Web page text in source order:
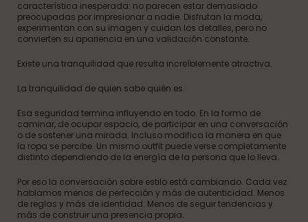
característica inesperada: no parecen estar demasiado
preocupadas por impresionar a nadie. Disfrutan la moda,
experimentan con su imagen y cuidan los detalles, pero no
convierten su apariencia en una validación constante.
Existe una tranquilidad que resulta increíblemente atractiva.
La tranquilidad de quien sabe quién es.
Esa seguridad termina influyendo en todo. En la forma de
caminar, de ocupar espacio, de participar en una conversación
o de sostener una mirada. Incluso modifica la manera en que
la ropa se percibe. Un mismo outfit puede verse completamente
distinto dependiendo de la energía de la persona que lo lleva.
Por eso la conversación sobre estilo está cambiando. Cada vez
hablamos menos de perfección y más de autenticidad. Menos
de reglas y más de identidad. Menos de seguir tendencias y
más de construir una presencia propia.